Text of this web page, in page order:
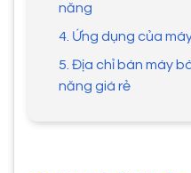
năng
4. Ứng dụng của
5. Địa chỉ bán máy
năng giá rẻ